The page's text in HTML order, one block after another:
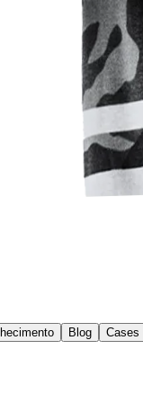
Blog Cases